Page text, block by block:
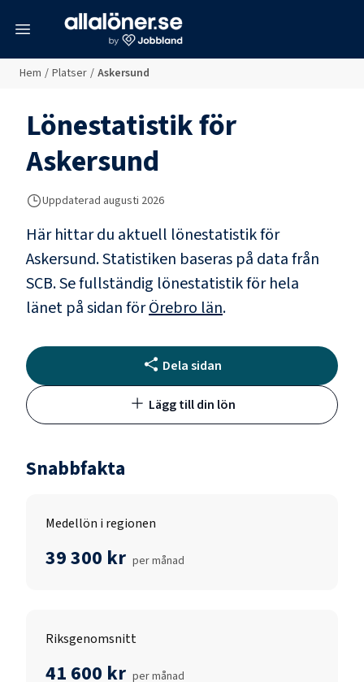
Hem / Platser / Askersund
Lönestatistik för
Askersund
Uppdaterad augusti 2026
Här hittar du aktuell lönestatistik för
Askersund. Statistiken baseras på data från
SCB.Se fullständig lönestatistik för hela
länet på sidan förÖrebro län.
Dela sidan
Lägg till din lön
Snabbfakta
Medellön i regionen
39 300 kr per månad
Riksgenomsnitt
41 600 kr per månad